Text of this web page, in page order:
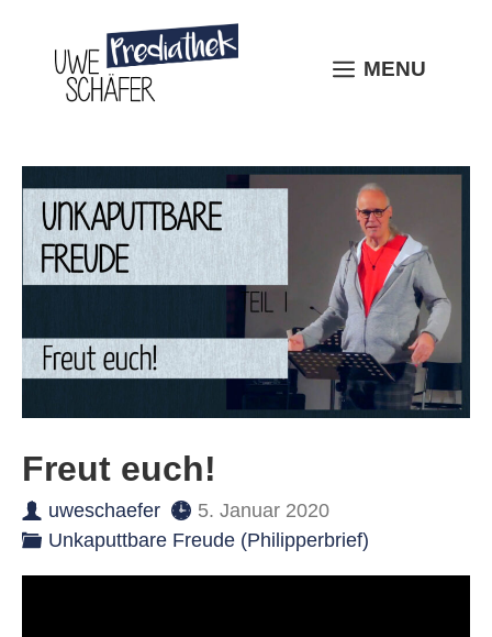
content
MENU
MENU
Freut euch!
uweschaefer
5. Januar 2020
Unkaputtbare Freude (Philipperbrief)